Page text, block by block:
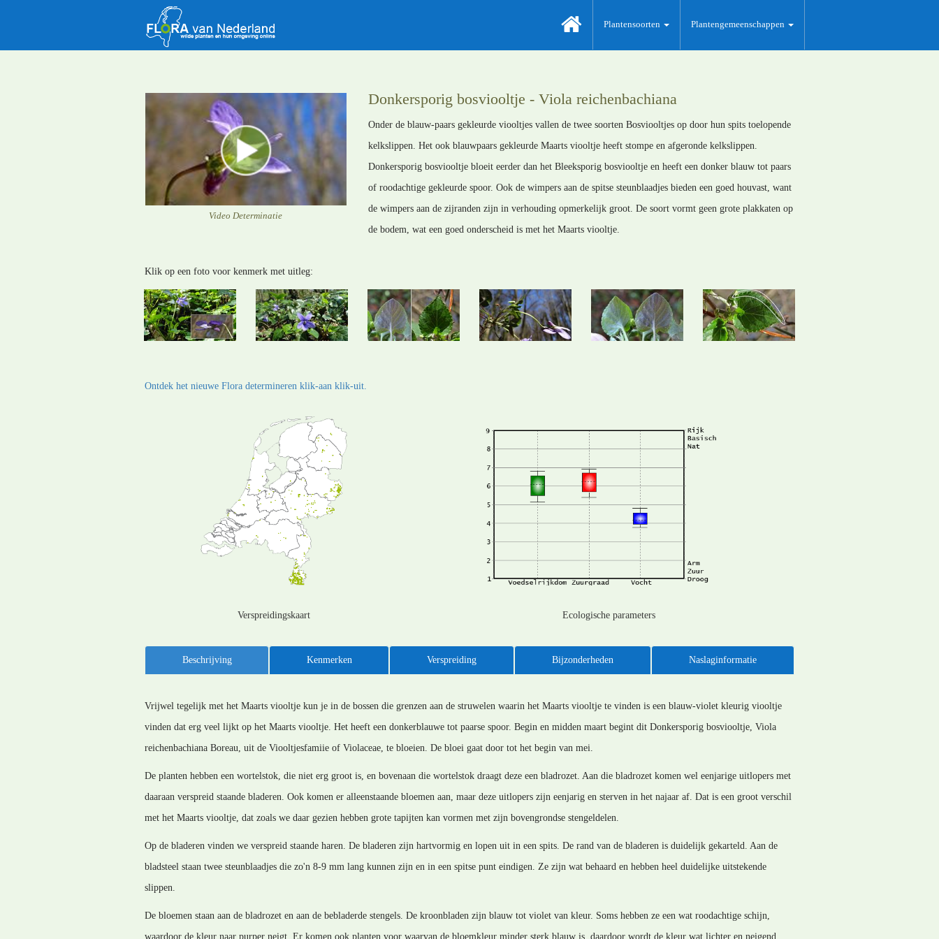
Plantensoorten Plantengemeenschappen
Video Determinatie
Donkersporig bosviooltje - Viola reichenbachiana
Onder de blauw-paars gekleurde viooltjes vallen de twee soorten Bosviooltjes op door hun spits toelopende
kelkslippen. Het ook blauwpaars gekleurde Maarts viooltje heeft stompe en afgeronde kelkslippen.
Donkersporig bosviooltje bloeit eerder dan het Bleeksporig bosviooltje en heeft een donker blauw tot paars
of roodachtige gekleurde spoor. Ook de wimpers aan de spitse steunblaadjes bieden een goed houvast, want
de wimpers aan de zijranden zijn in verhouding opmerkelijk groot. De soort vormt geen grote plakkaten op
de bodem, wat een goed onderscheid is met het Maarts viooltje.
Klik op een foto voor kenmerk met uitleg:
Ontdek het nieuwe Flora determineren klik-aan klik-uit.
Verspreidingskaart Ecologische parameters
Beschrijving Kenmerken Verspreiding Bijzonderheden Naslaginformatie
Vrijwel tegelijk met het Maarts viooltje kun je in de bossen die grenzen aan de struwelen waarin het Maarts viooltje te vinden is een blauw-violet kleurig viooltje
vinden dat erg veel lijkt op het Maarts viooltje. Het heeft een donkerblauwe tot paarse spoor. Begin en midden maart begint dit Donkersporig bosviooltje, Viola
reichenbachiana Boreau, uit de Viooltjesfamiie of Violaceae, te bloeien. De bloei gaat door tot het begin van mei.
De planten hebben een wortelstok, die niet erg groot is, en bovenaan die wortelstok draagt deze een bladrozet. Aan die bladrozet komen wel eenjarige uitlopers met
daaraan verspreid staande bladeren. Ook komen er alleenstaande bloemen aan, maar deze uitlopers zijn eenjarig en sterven in het najaar af. Dat is een groot verschil
met het Maarts viooltje, dat zoals we daar gezien hebben grote tapijten kan vormen met zijn bovengrondse stengeldelen.
Op de bladeren vinden we verspreid staande haren. De bladeren zijn hartvormig en lopen uit in een spits. De rand van de bladeren is duidelijk gekarteld. Aan de
bladsteel staan twee steunblaadjes die zo'n 8-9 mm lang kunnen zijn en in een spitse punt eindigen. Ze zijn wat behaard en hebben heel duidelijke uitstekende
slippen.
De bloemen staan aan de bladrozet en aan de bebladerde stengels. De kroonbladen zijn blauw tot violet van kleur. Soms hebben ze een wat roodachtige schijn,
waardoor de kleur naar purper neigt. Er komen ook planten voor waarvan de bloemkleur minder sterk blauw is, daardoor wordt de kleur wat lichter en neigend